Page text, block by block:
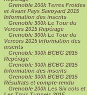
Grenoble 200k Terres Froides
et Avant Pays Savoyard 2015
Information des inscrits
Grenoble 300k Le Tour du
Vercors 2015 Repérage
Grenoble 300k Le Tour du
Vercors 2015 Information des
inscrits
Grenoble 300k BCBG 2015
Repérage
Grenoble 300k BCBG 2015
Information des inscrits
Grenoble 300k BCBG 2015
Résultats et compte-rendu
Grenoble 200k Les Six cols et